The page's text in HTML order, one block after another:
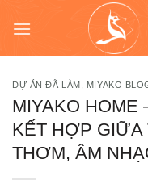
đến
DỰ ÁN ĐÃ LÀM MIYAKO
MIYAKO HOME
KẾT HỢP
THƠM, ÂM